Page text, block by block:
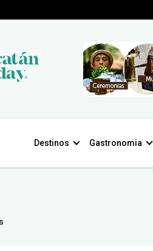
Destinos Gastronomia